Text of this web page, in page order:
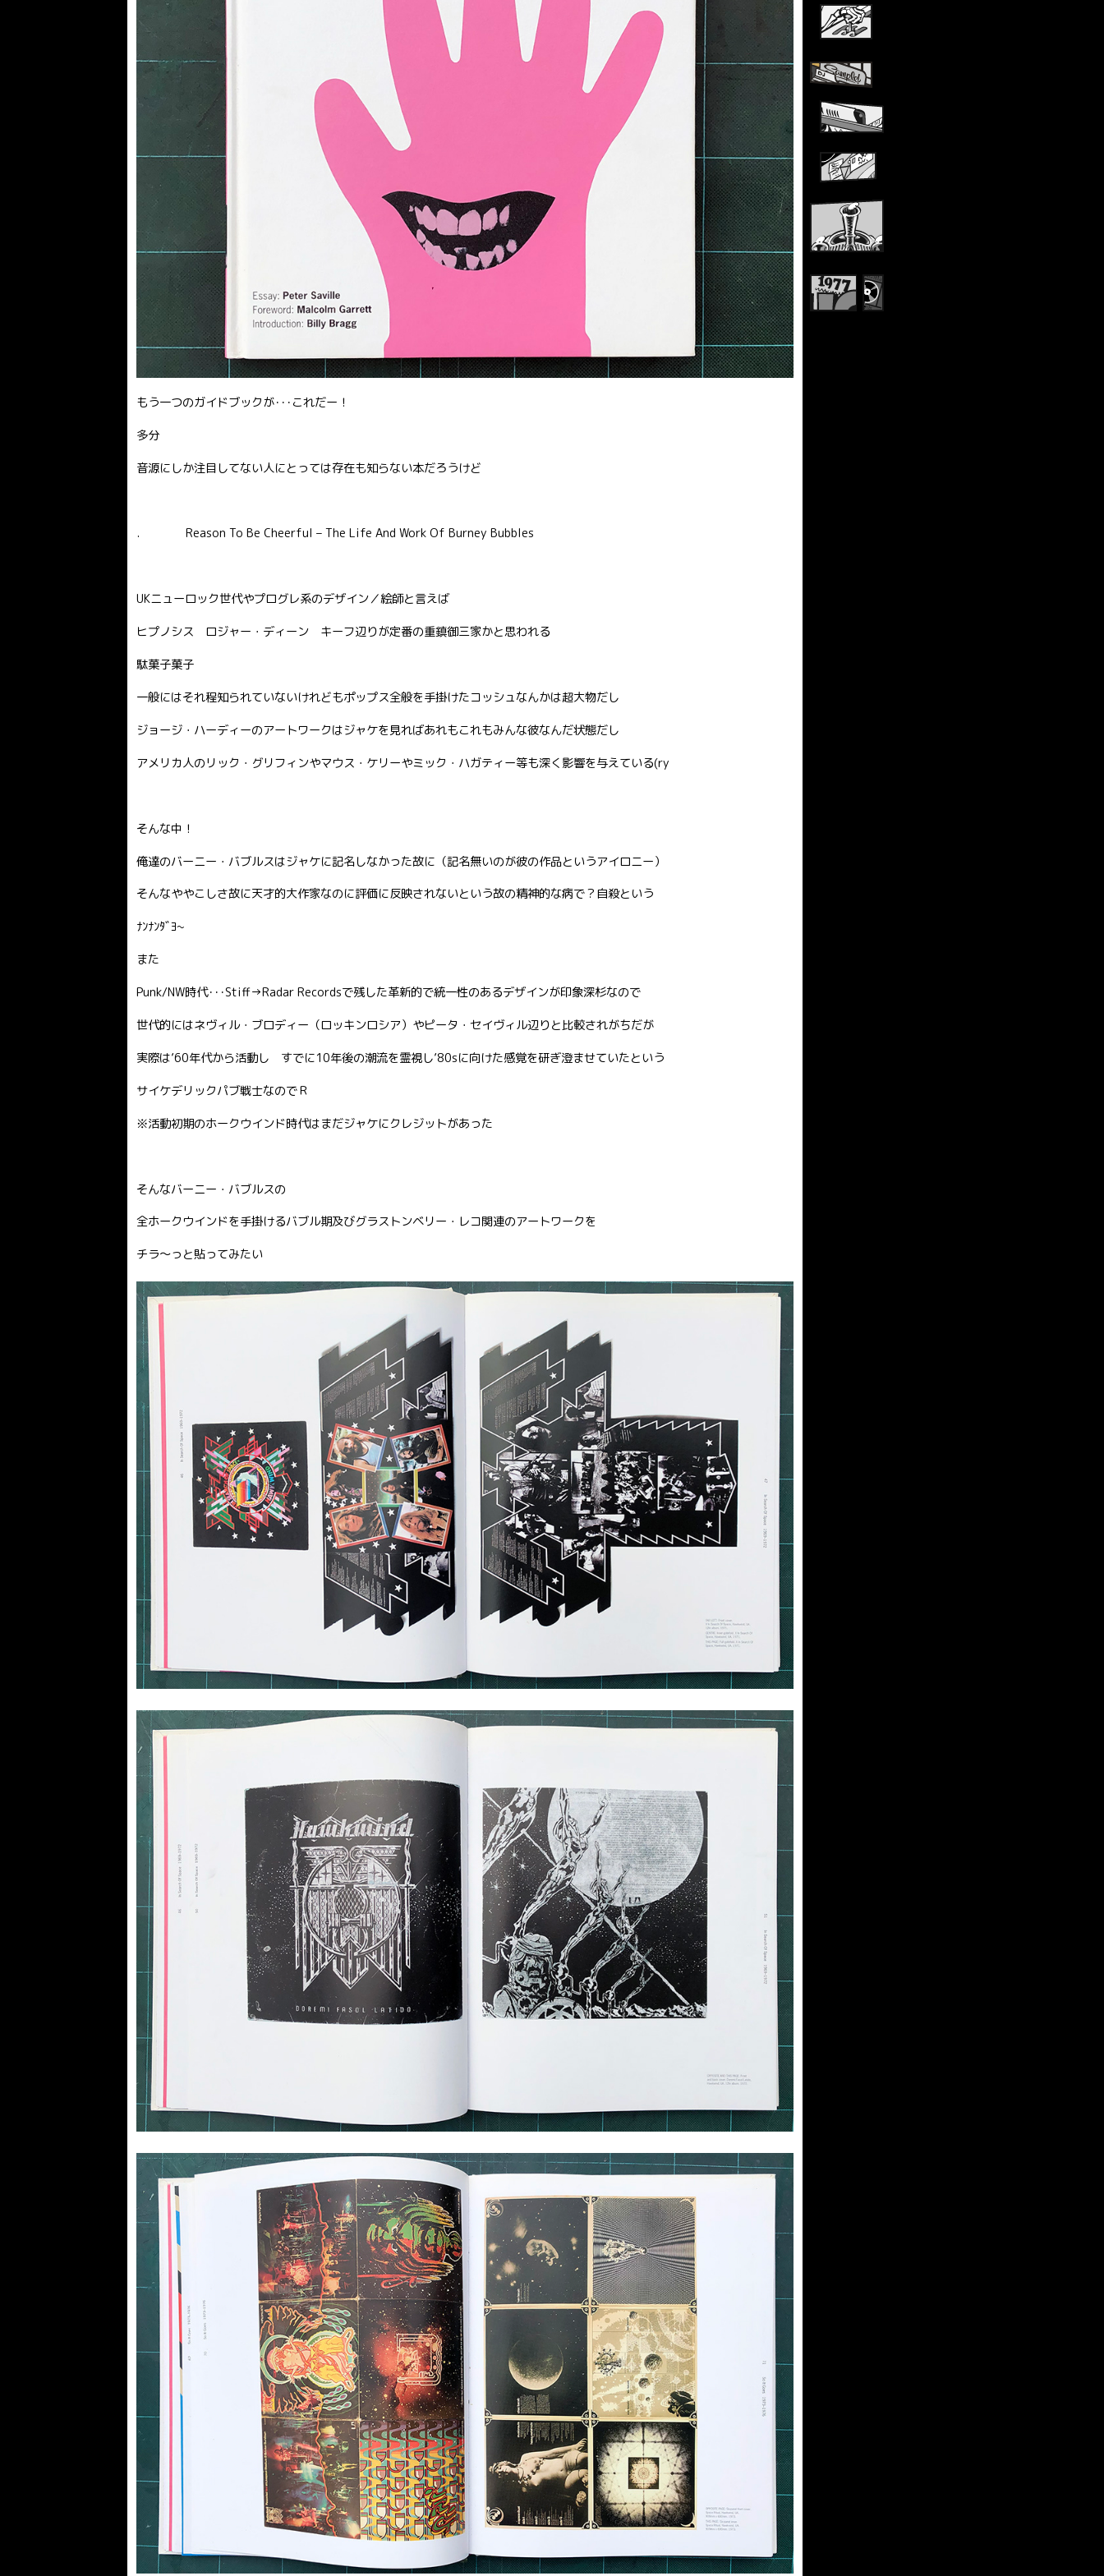
もう一つのガイドブックが･･･これだー！
多分
音源にしか注目してない人にとっては存在も知らない本だろうけど
. Reason To Be Cheerful – The Life And Work Of Burney Bubbles
UKニューロック世代やプログレ系のデザイン／絵師と言えば
ヒプノシス ロジャー・ディーン キーフ辺りが定番の重鎮御三家かと思われる
駄菓子菓子
一般にはそれ程知られていないけれどもポップス全般を手掛けたコッシュなんかは超大物だし
ジョージ・ハーディーのアートワークはジャケを見ればあれもこれもみんな彼なんだ状態だし
アメリカ人のリック・グリフィンやマウス・ケリーやミック・ハガティー等も深く影響を与えている(ry
そんな中！
俺達のバーニー・バブルスはジャケに記名しなかった故に（記名無いのが彼の作品というアイロニー）
そんなややこしさ故に天才的大作家なのに評価に反映されないという故の精神的な病で？自殺という
ﾅﾝﾅﾝﾀﾞﾖ~
また
Punk/NW時代･･･Stiff→Radar Recordsで残した革新的で統一性のあるデザインが印象深杉なので
世代的にはネヴィル・ブロディー（ロッキンロシア）やピータ・セイヴィル辺りと比較されがちだが
実際は’60年代から活動し すでに10年後の潮流を霊視し’80sに向けた感覚を研ぎ澄ませていたという
サイケデリックパブ戦士なのでＲ
※活動初期のホークウインド時代はまだジャケにクレジットがあった
そんなバーニー・バブルスの
全ホークウインドを手掛けるバブル期及びグラストンベリー・レコ関連のアートワークを
チラ〜っと貼ってみたい